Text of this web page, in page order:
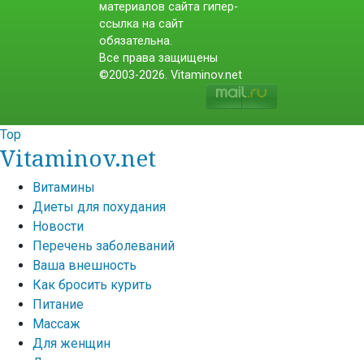
материалов сайта гипер-
ссылка на сайт
обязательна.
Все права защищены
©2003-2026. Vitaminov.net
Top
Vitaminov.net
Витамины
Диеты для похудания
Новости
Перечень заболеваний
Ваша внешность
Как бросить курить
Питание
Массаж
Для женщин